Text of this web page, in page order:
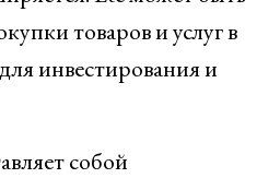
товаров и услуг в
инвестирования и
собой